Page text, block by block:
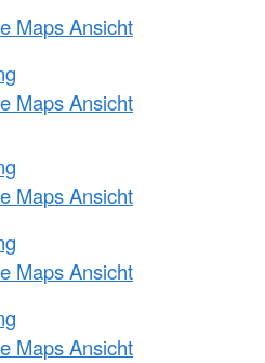
Maps Ansicht
Maps Ansicht
Maps Ansicht
Maps Ansicht
Maps Ansicht